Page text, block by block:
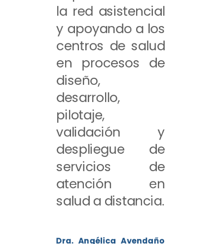
la red asistencial
y apoyando a los
centros de salud
en procesos de
diseño,
desarrollo,
pilotaje,
validación y
despliegue de
servicios de
atención en
salud a distancia.
Dra. Angélica Avendaño